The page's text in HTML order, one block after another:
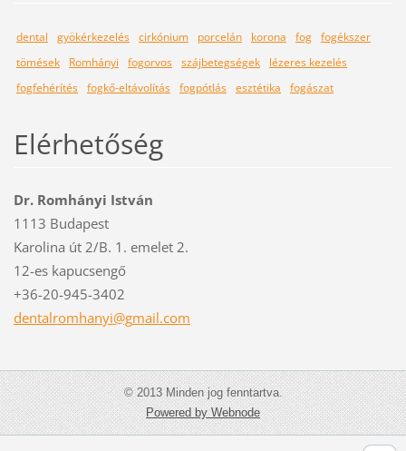
dental gyökérkezelés cirkónium porcelán korona fog fogékszer
tömések
Romhányi fogorvos szájbetegségek
lézeres kezelés
fogfehérítés fogkő-eltávolítás fogpótlás esztétika fogászat
Elérhetőség
Dr. Romhányi István
1113 Budapest
Karolina út 2/B. 1. emelet 2.
12-es kapucsengő
+36-20-945-3402
dentalromhanyi@gmail.com
© 2013 Minden jog fenntartva.
Powered by Webnode